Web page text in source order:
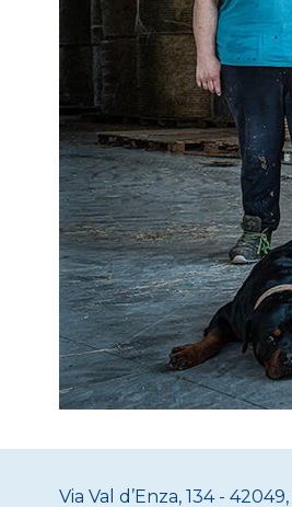
Via Val d’Enza, 134 -